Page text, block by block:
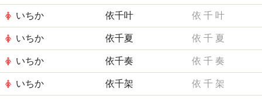
いちか 依千叶 依 千 叶
いちか 依千夏 依 千 夏
いちか 依千奏 依 千 奏
いちか 依千架 依 千 架